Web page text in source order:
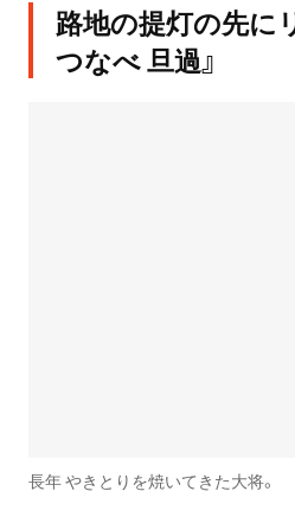
路地の提灯の先に
つなべ 旦過』
長年 やきとりを焼いてきた大将。